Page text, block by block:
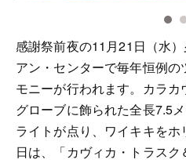
感謝祭前夜の11月21日（水
アン・センターで毎年恒例
モニーが行われます。カラ
グローブに飾られた全長7.5
ライトが点り、ワイキキを
日は、「カヴィカ・トラス